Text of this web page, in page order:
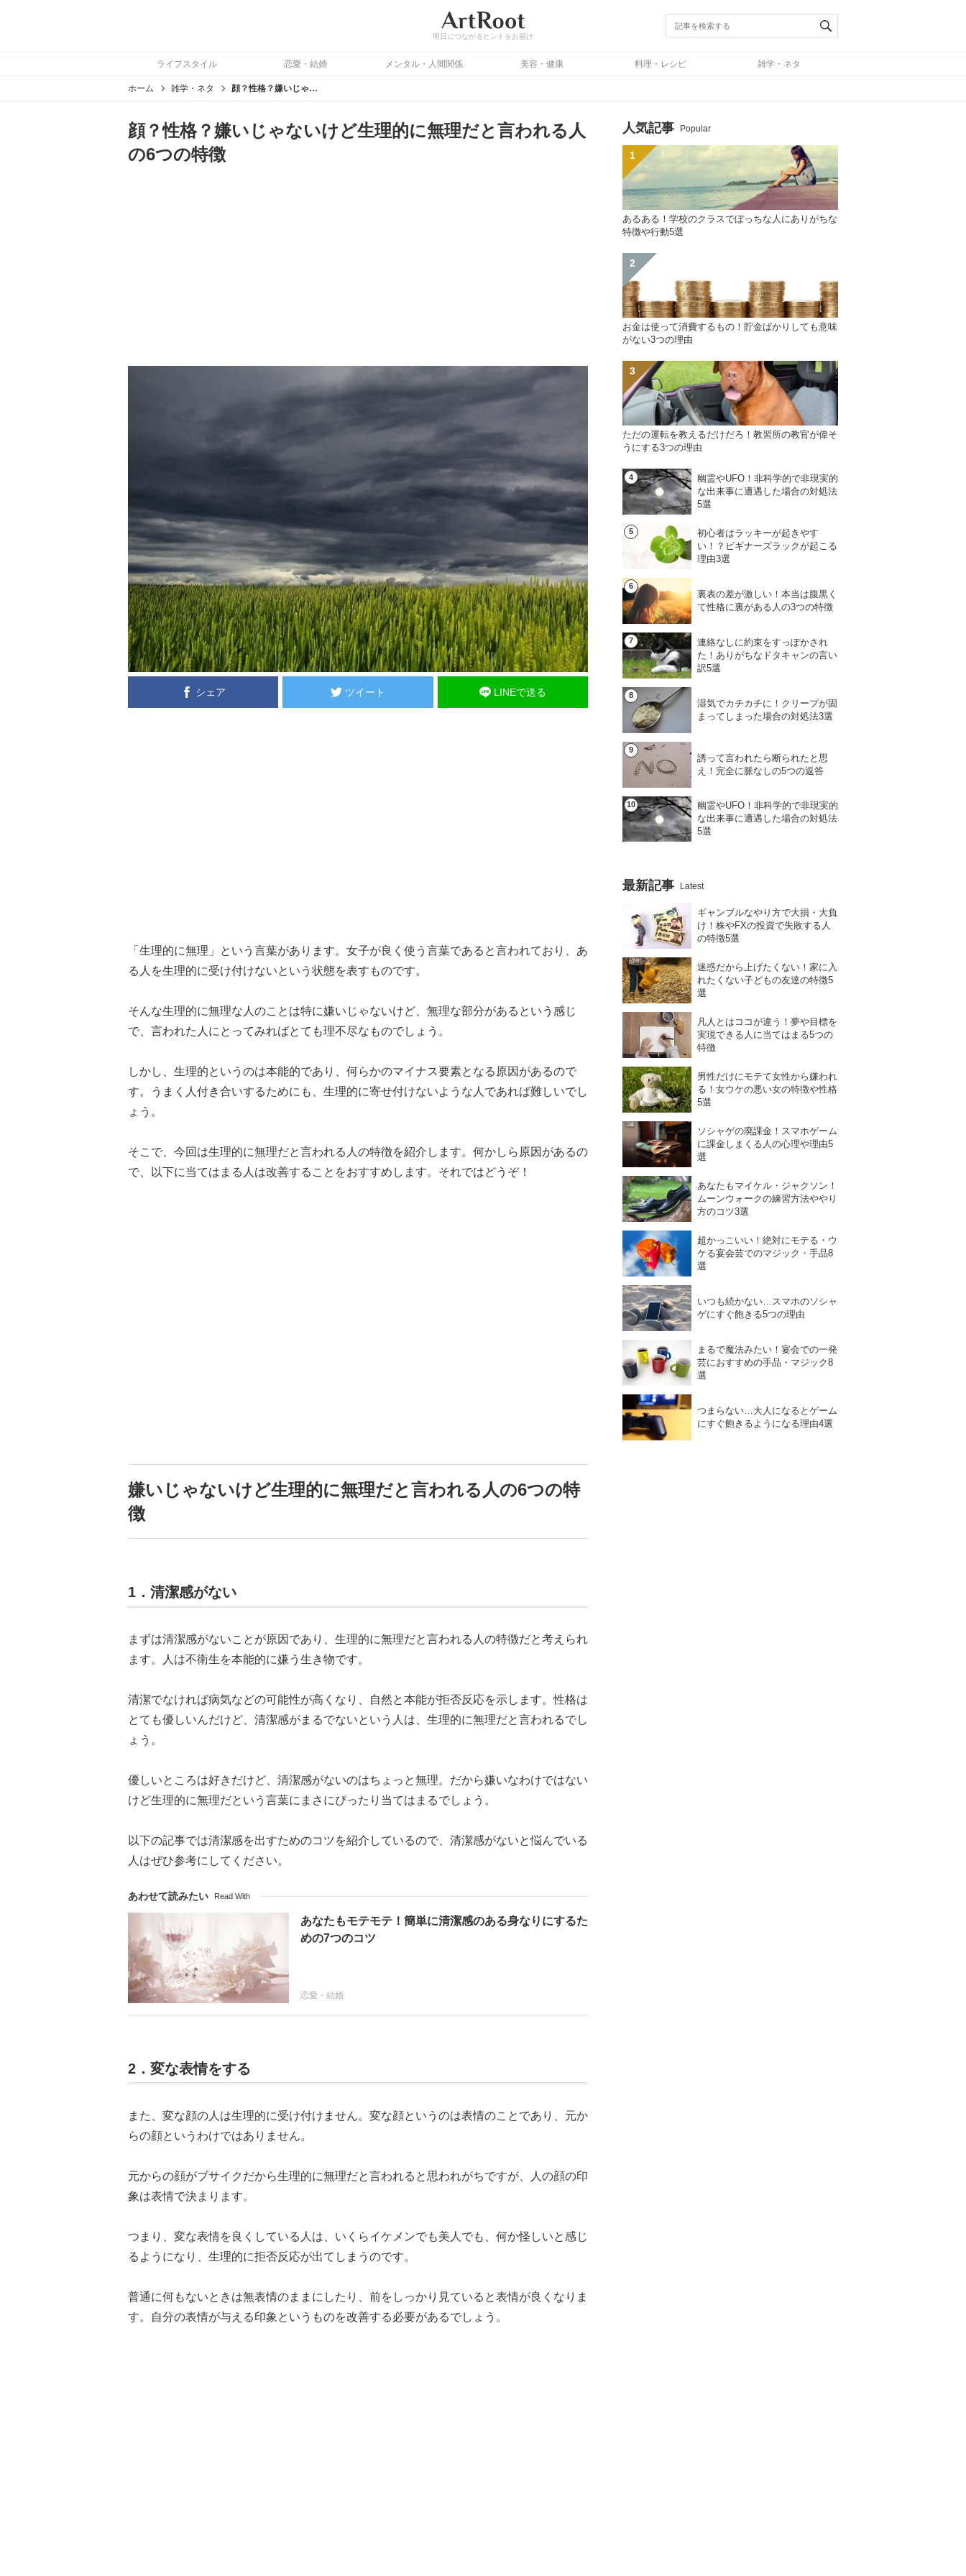
明日につながるヒントをお届け
ライフスタイル 恋愛・結婚 メンタル・人間関係 美容・健康 料理・レシピ 雑学・ネタ
ホーム 雑学・ネタ 顔？性格？嫌いじゃないけど生理的に無理だと言われる人の6つの特徴
顔？性格？嫌いじゃないけど生理的に無理だと言われる人
の6つの特徴
シェア ツイート LINEで送る
「生理的に無理」という言葉があります。女子が良く使う言葉であると言われており、あ
る人を生理的に受け付けないという状態を表すものです。
そんな生理的に無理な人のことは特に嫌いじゃないけど、無理な部分があるという感じ
で、言われた人にとってみればとても理不尽なものでしょう。
しかし、生理的というのは本能的であり、何らかのマイナス要素となる原因があるので
す。うまく人付き合いするためにも、生理的に寄せ付けないような人であれば難しいでし
ょう。
そこで、今回は生理的に無理だと言われる人の特徴を紹介します。何かしら原因があるの
で、以下に当てはまる人は改善することをおすすめします。それではどうぞ！
嫌いじゃないけど生理的に無理だと言われる人の6つの特
徴
1．清潔感がない
まずは清潔感がないことが原因であり、生理的に無理だと言われる人の特徴だと考えられ
ます。人は不衛生を本能的に嫌う生き物です。
清潔でなければ病気などの可能性が高くなり、自然と本能が拒否反応を示します。性格は
とても優しいんだけど、清潔感がまるでないという人は、生理的に無理だと言われるでし
ょう。
優しいところは好きだけど、清潔感がないのはちょっと無理。だから嫌いなわけではない
けど生理的に無理だという言葉にまさにぴったり当てはまるでしょう。
以下の記事では清潔感を出すためのコツを紹介しているので、清潔感がないと悩んでいる
人はぜひ参考にしてください。
あわせて読みたい Read With
あなたもモテモテ！簡単に清潔感のある身なりにするた
めの7つのコツ
恋愛・結婚
2．変な表情をする
また、変な顔の人は生理的に受け付けません。変な顔というのは表情のことであり、元か
らの顔というわけではありません。
元からの顔がブサイクだから生理的に無理だと言われると思われがちですが、人の顔の印
象は表情で決まります。
つまり、変な表情を良くしている人は、いくらイケメンでも美人でも、何か怪しいと感じ
るようになり、生理的に拒否反応が出てしまうのです。
普通に何もないときは無表情のままにしたり、前をしっかり見ていると表情が良くなりま
す。自分の表情が与える印象というものを改善する必要があるでしょう。
人気記事 Popular
あるある！学校のクラスでぼっちな人にありがちな
特徴や行動5選
お金は使って消費するもの！貯金ばかりしても意味
がない3つの理由
ただの運転を教えるだけだろ！教習所の教官が偉そ
うにする3つの理由
幽霊やUFO！非科学的で非現実的
な出来事に遭遇した場合の対処法
5選
初心者はラッキーが起きやす
い！？ビギナーズラックが起こる
理由3選
裏表の差が激しい！本当は腹黒く
て性格に裏がある人の3つの特徴
連絡なしに約束をすっぽかされ
た！ありがちなドタキャンの言い
訳5選
湿気でカチカチに！クリープが固
まってしまった場合の対処法3選
誘って言われたら断られたと思
え！完全に脈なしの5つの返答
幽霊やUFO！非科学的で非現実的
な出来事に遭遇した場合の対処法
5選
最新記事 Latest
ギャンブルなやり方で大損・大負
け！株やFXの投資で失敗する人
の特徴5選
迷惑だから上げたくない！家に入
れたくない子どもの友達の特徴5
選
凡人とはココが違う！夢や目標を
実現できる人に当てはまる5つの
特徴
男性だけにモテて女性から嫌われ
る！女ウケの悪い女の特徴や性格
5選
ソシャゲの廃課金！スマホゲーム
に課金しまくる人の心理や理由5
選
あなたもマイケル・ジャクソン！
ムーンウォークの練習方法ややり
方のコツ3選
超かっこいい！絶対にモテる・ウ
ケる宴会芸でのマジック・手品8
選
いつも続かない…スマホのソシャ
ゲにすぐ飽きる5つの理由
まるで魔法みたい！宴会での一発
芸におすすめの手品・マジック8
選
つまらない…大人になるとゲーム
にすぐ飽きるようになる理由4選